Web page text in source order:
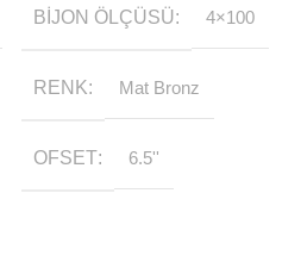
BIJON ÖLÇÜSÜ 4×100
RENK Mat Bronz
OFSET 6.5''